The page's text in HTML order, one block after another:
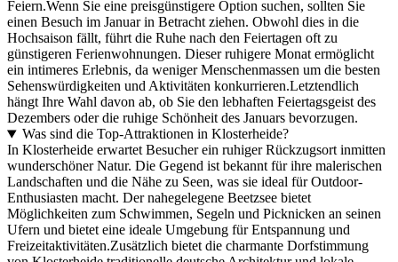
Feiern.Wenn Sie eine preisgünstigere Option suchen, sollten Sie
einen Besuch im Januar in Betracht ziehen. Obwohl dies in die
Hochsaison fällt, führt die Ruhe nach den Feiertagen oft zu
günstigeren Ferienwohnungen. Dieser ruhigere Monat ermöglicht
ein intimeres Erlebnis, da weniger Menschenmassen um die besten
Sehenswürdigkeiten und Aktivitäten konkurrieren.Letztendlich
hängt Ihre Wahl davon ab, ob Sie den lebhaften Feiertagsgeist des
Dezembers oder die ruhige Schönheit des Januars bevorzugen.
Was sind die Top-Attraktionen in Klosterheide?
In Klosterheide erwartet Besucher ein ruhiger Rückzugsort inmitten
wunderschöner Natur. Die Gegend ist bekannt für ihre malerischen
Landschaften und die Nähe zu Seen, was sie ideal für Outdoor-
Enthusiasten macht. Der nahegelegene Beetzsee bietet
Möglichkeiten zum Schwimmen, Segeln und Picknicken an seinen
Ufern und bietet eine ideale Umgebung für Entspannung und
Freizeitaktivitäten.Zusätzlich bietet die charmante Dorfstimmung